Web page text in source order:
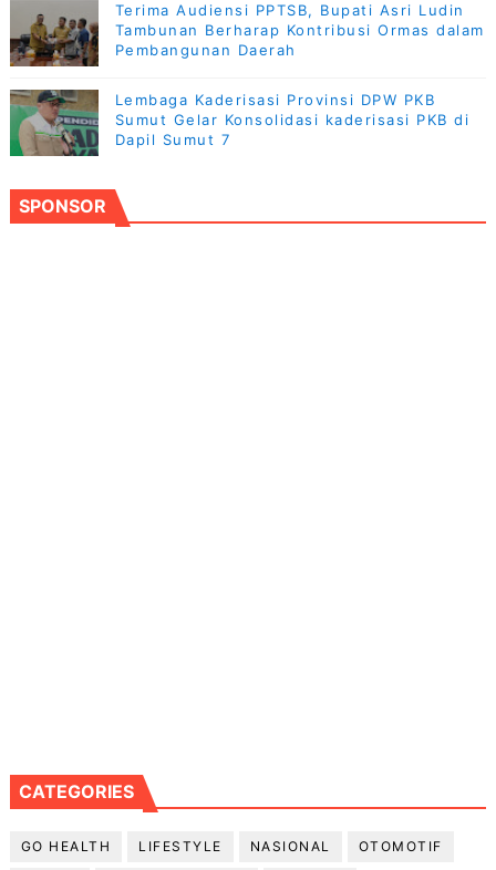
Terima Audiensi PPTSB, Bupati Asri Ludin
Tambunan Berharap Kontribusi Ormas dalam
Pembangunan Daerah
Lembaga Kaderisasi Provinsi DPW PKB
Sumut Gelar Konsolidasi kaderisasi PKB di
Dapil Sumut 7
SPONSOR
CATEGORIES
GO HEALTH LIFESTYLE NASIONAL OTOMOTIF